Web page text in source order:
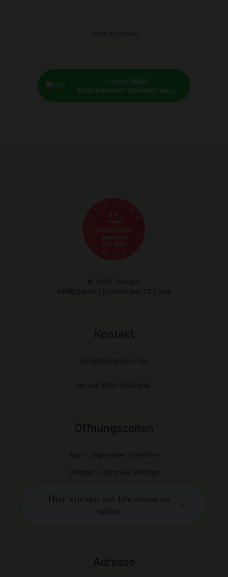
Treibgut
Jetzt buchen? Schreibt uns...
© 2022 Treibgut
IMPRESSUM
DATENSCHUTZ AGB
Kontakt
info@treibgutsurf.de
tel:+49 1520 3090 644
Öffnungszeiten
April - September: Geöffnet
Oktober - März: Auf Anfrage
Hier klicken um Uhrzeiten zu
sehen
Adresse